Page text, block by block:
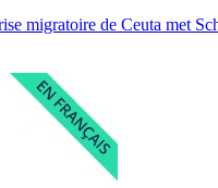
migratoire de Ceuta met